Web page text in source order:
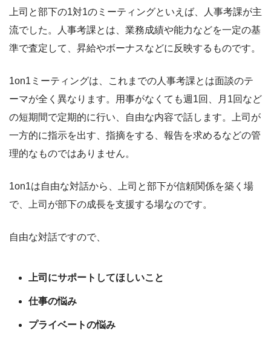
上司と部下の1対1のミーティングといえば、人事考課が主
流でした。人事考課とは、業務成績や能力などを一定の基
準で査定して、昇給やボーナスなどに反映するものです。
1on1ミーティングは、これまでの人事考課とは面談のテ
ーマが全く異なります。用事がなくても週1回、月1回など
の短期間で定期的に行い、自由な内容で話します。上司が
一方的に指示を出す、指摘をする、報告を求めるなどの管
理的なものではありません。
1on1は自由な対話から、上司と部下が信頼関係を築く場
で、上司が部下の成長を支援する場なのです。
自由な対話ですので、
上司にサポートしてほしいこと
仕事の悩み
プライベートの悩み